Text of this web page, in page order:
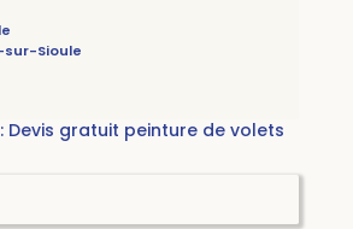
Sioule
Devis gratuit peinture de volets